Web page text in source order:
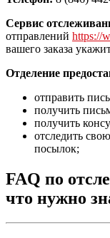
Сервис
отправлений https://
вашего заказа
Отделение
отправить
получить
получить
отследить
посылок;
FAQ по
что нужно